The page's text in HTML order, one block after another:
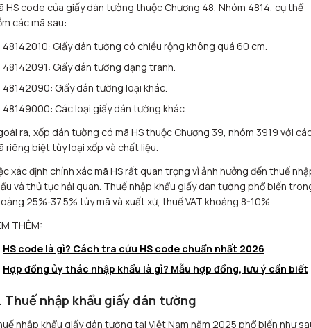
HS code của giấy dán tường thuộc Chương 48, Nhóm 4814, cụ thể
các mã sau:
48142010: Giấy dán tường có chiều rộng không quá 60 cm.
48142091: Giấy dán tường dạng tranh.
48142090: Giấy dán tường loại khác.
48149000: Các loại giấy dán tường khác.
ra, xốp dán tường có mã HS thuộc Chương 39, nhóm 3919 với
riêng biệt tùy loại xốp và chất liệu.
xác định chính xác mã HS rất quan trọng vì ảnh hưởng đến thuế
và thủ tục hải quan. Thuế nhập khẩu giấy dán tường phổ biến
25%-37.5% tùy mã và xuất xứ, thuế VAT khoảng 8-10%.
THÊM:
HS code là gì? Cách tra cứu HS code chuẩn nhất 2026
Hợp đồng ủy thác nhập khẩu là gì? Mẫu hợp đồng, lưu ý cần biết
Thuế nhập khẩu giấy dán tường
nhập khẩu giấy dán tường tại Việt Nam năm 2025 phổ biến như